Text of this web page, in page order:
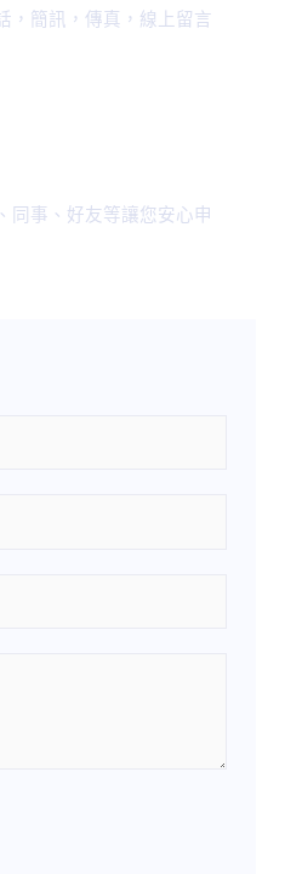
，簡訊，傳真，線上留言
同事、好友等讓您安心申